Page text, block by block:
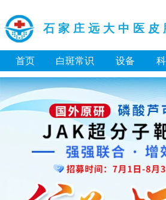
石家庄远大中医皮
首页 白斑常识 设备